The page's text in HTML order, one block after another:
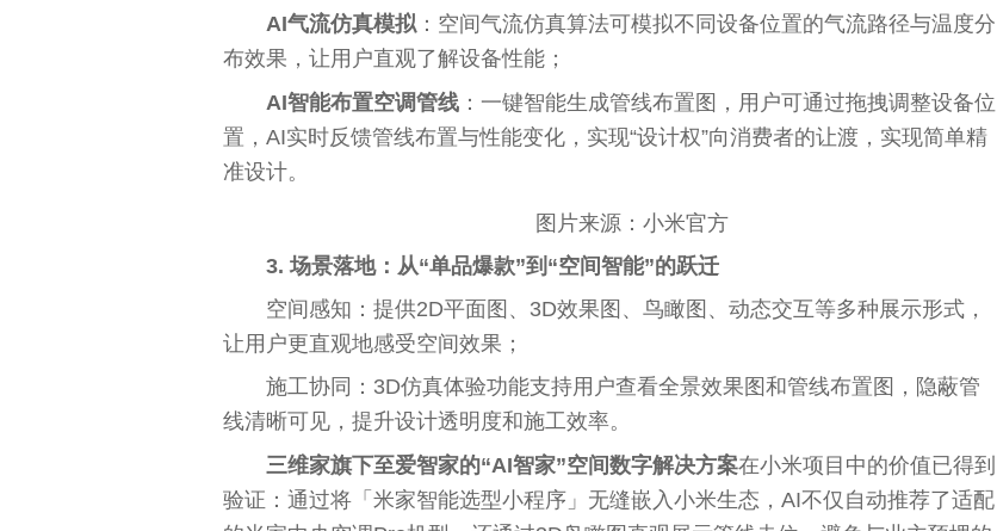
AI气流仿真模拟：空间气流仿真算法可模拟不同设备位置的气流路径与温度分
布效果 ，让用户直观了解设备性能；
AI智能布置空调管线 ：一键智能生成管线布置图，用户可通过拖拽调整设备位
置，AI实时反馈管线布置与性能变化，实现“设计权”向消费者的让渡，实现简单精
准设计。
图片来源：小米官方
‌‌3. 场景落地：从“单品爆款”到“空间智能”的跃迁
空间感知‌：提供2D平面图、3D效果 图、鸟瞰图、动态交互等多种展示形式，
让用户更直观地感受空间效果 ；
施工协同‌：3D仿真体验功能支持用户查看全景效果 图和管线布置图，隐蔽管
线清晰可见，提升设计透明度和施工效率。
三维家旗下至爱智家的“AI智家”空间数字解决方案在小米项目中的价值已得到
验证：通过将「米家智能选型小程序」无缝嵌入小米生态，AI不仅自动推荐了适配